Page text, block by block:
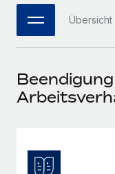
MCP
Integrationen
Tools
Frag unsere
Hilfe von
PARTNER WERDEN
Flexible
Partner
Beratung zu
Bibliothek für
Webinare
Events
Newsroom
Insights Center
한국어 Übersicht